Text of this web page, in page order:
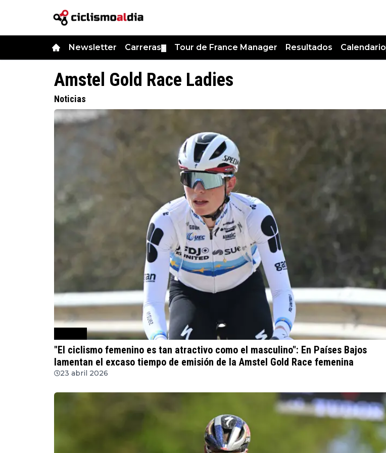
Newsletter Carreras Tour de France Manager Resultados Calendario
Amstel Gold Race Ladies
Noticias
"El ciclismo femenino es tan atractivo como el masculino": En Países Bajos
lamentan el excaso tiempo de emisión de la Amstel Gold Race femenina
23 abril 2026